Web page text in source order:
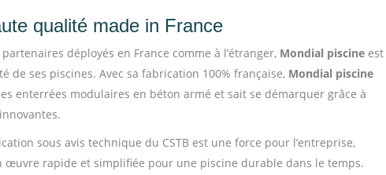
qualité made in France
déployés en France comme à l’étranger, Mondial piscine est
de ses piscines. Avec sa fabrication 100% française, Mondial piscine
enterrées modulaires en béton armé et sait se démarquer grâce à
sous avis technique du CSTB est une force pour l’entreprise,
œuvre rapide et simplifiée pour une piscine durable dans le temps.